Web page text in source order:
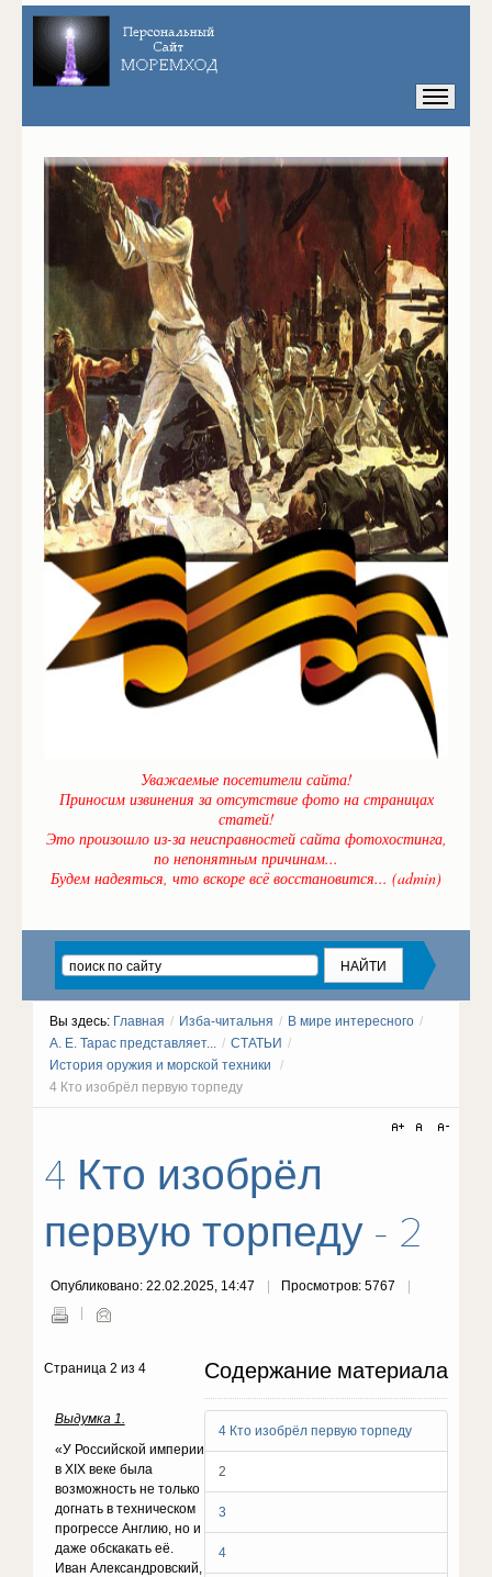
Уважаемые посетители сайта!
Приносим извинения за отсутствие фото на страницах
статей!
Это произошло из-за неисправностей сайта фотохостинга,
по непонятным причинам...
Будем надеяться, что вскоре всё восстановится... (admin)
Вы здесь: Главная / Изба-читальня / В мире интересного /
А. Е. Тарас представляет... / СТАТЬИ /
История оружия и морской техники
/
4 Кто изобрёл первую торпеду
4 Кто изобрёл
первую торпеду - 2
Опубликовано: 22.02.2025, 14:47 Просмотров: 5767
Содержание материала
4 Кто изобрёл первую торпеду
2
3
4
Страница 2 из 4
Выдумка 1.
«У Российской империи
в XIX веке была
возможность не только
догнать в техническом
прогрессе Англию, но и
даже обскакать её.
Иван Александровский,